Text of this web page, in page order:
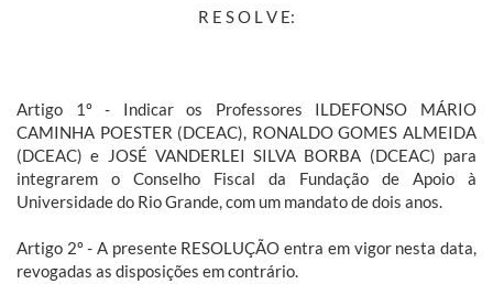
R E S O L V E:
Artigo 1º - Indicar os Professores ILDEFONSO MÁRIO
CAMINHA POESTER (DCEAC), RONALDO GOMES ALMEIDA
(DCEAC) e JOSÉ VANDERLEI SILVA BORBA (DCEAC) para
integrarem o Conselho Fiscal da Fundação de Apoio à
Universidade do Rio Grande, com um mandato de dois anos.
Artigo 2º - A presente RESOLUÇÃO entra em vigor nesta data,
revogadas as disposições em contrário.